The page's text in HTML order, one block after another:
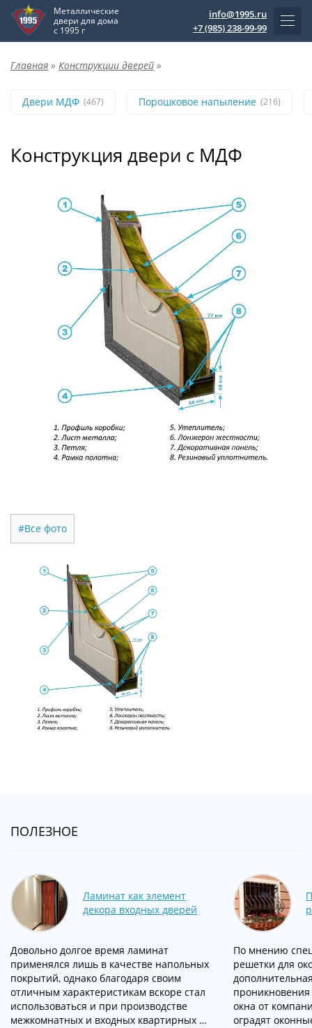
Металлические
двери для дома
с 1995 г
info@1995.ru
+7 (985) 238-99-99
Главная » Конструкции дверей »
Двери МДФ (467) Порошковое напыление (216)
Конструкция двери с МДФ
#Все фото
ПОЛЕЗНОЕ
Ламинат как элемент
декора входных дверей
Довольно долгое время ламинат
применялся лишь в качестве напольных
покрытий, однако благодаря своим
отличным характеристикам вскоре стал
использоваться и при производстве
межкомнатных и входных квартирных …
По мнению
решетки для
окна от
оградят